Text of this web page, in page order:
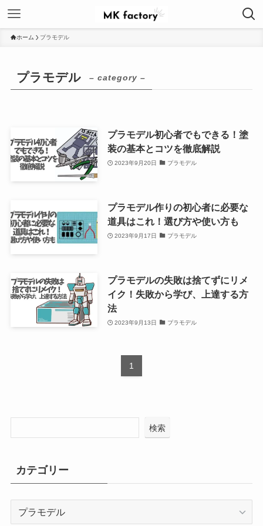
ホーム プラモデル
プラモデル – category –
プラモデル初心者でもできる！塗
装の基本とコツを徹底解説
2023年9月20日 プラモデル
プラモデル作りの初心者に必要な
道具はこれ！選び方や使い方も
2023年9月17日 プラモデル
プラモデルの失敗は捨てずにリメ
イク！失敗から学び、上達する方
法
2023年9月13日 プラモデル
1
検索
カテゴリー